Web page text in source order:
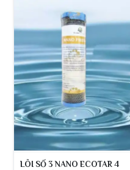
LÕI SỐ 3 NANO ECOTAR 4